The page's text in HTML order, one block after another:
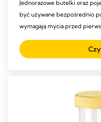
Jednorazowe butelki oraz
być używane bezpośrednio
wymagają mycia przed